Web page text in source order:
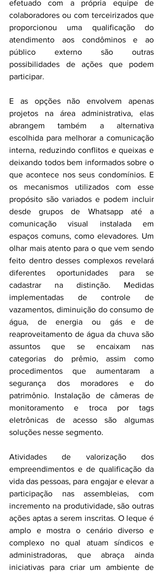
efetuado com a própria equipe de
colaboradores ou com terceirizados que
proporcionou uma qualificação do
atendimento aos condôminos e ao
público externo são outras
possibilidades de ações que podem
participar.
E as opções não envolvem apenas
projetos na área administrativa, elas
abrangem também a alternativa
escolhida para melhorar a comunicação
interna, reduzindo conflitos e queixas e
deixando todos bem informados sobre o
que acontece nos seus condomínios. E
os mecanismos utilizados com esse
propósito são variados e podem incluir
desde grupos de Whatsapp até a
comunicação visual instalada em
espaços comuns, como elevadores. Um
olhar mais atento para o que vem sendo
feito dentro desses complexos revelará
diferentes oportunidades para se
cadastrar na distinção. Medidas
implementadas de controle de
vazamentos, diminuição do consumo de
água, de energia ou gás e de
reaproveitamento de água da chuva são
assuntos que se encaixam nas
categorias do prêmio, assim como
procedimentos que aumentaram a
segurança dos moradores e do
patrimônio. Instalação de câmeras de
monitoramento e troca por tags
eletrônicas de acesso são algumas
soluções nesse segmento.
Atividades de valorização dos
empreendimentos e de qualificação da
vida das pessoas, para engajar e elevar a
participação nas assembleias, com
incremento na produtividade, são outras
ações aptas a serem inscritas. O leque é
amplo e mostra o cenário diverso e
complexo no qual atuam síndicos e
administradoras, que abraça ainda
iniciativas para criar um ambiente de